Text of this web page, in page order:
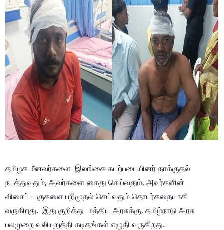
தமிழக மீனவர்களை இலங்கை கடற்படையினர் தாக்குதல்
நடத்துவதும், அவர்களை கைது செய்வதும், அவர்களின்
விசைப்படகுகளை பறிமுதல் செய்வதும் தொடர்கதையாகி
வருகிறது. இது குறித்து மத்திய அரசுக்கு, தமிழ்நாடு அரசு
பலமுறை வலியுறுத்தி கடிதங்கள் எழுதி வருகிறது.